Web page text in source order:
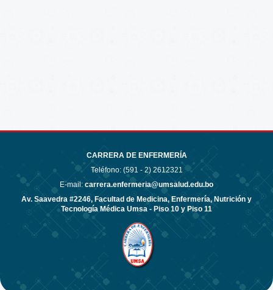
CARRERA DE ENFERMERÍA
Teléfono: (591 - 2) 2612321
E-mail: carrera.enfermeria@umsalud.edu.bo
Av. Saavedra #2246, Facultad de Medicina, Enfermería, Nutrición y
Tecnología Médica Umsa - Piso 10 y Piso 11